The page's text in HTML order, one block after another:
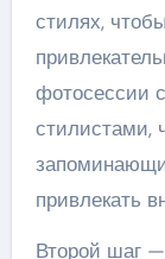
стилях,
фотосессии
стилистами,
привлекать
Второй шаг —